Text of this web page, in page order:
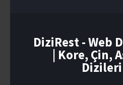
1. Sezon9. Bölüm
Me and Thee
DiziRest - Web
| Kore, Çin,